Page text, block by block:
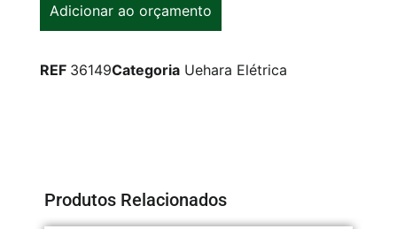
Adicionar ao orçamento
REF 36149Categoria Uehara Elétrica
Produtos Relacionados